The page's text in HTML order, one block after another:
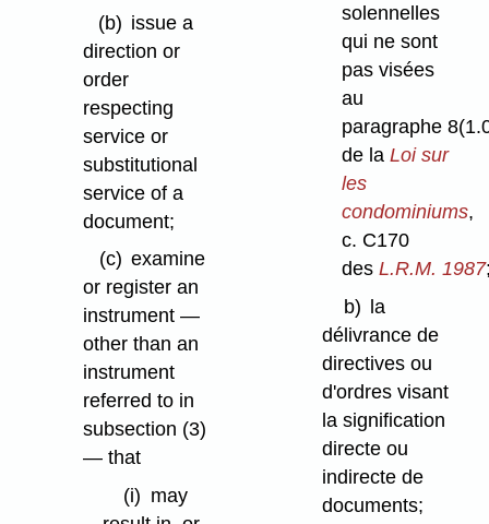
(b) issue a
direction or
order
respecting
service or
substitutional
service of a
document;
(c) examine
or register an
instrument —
other than an
instrument
referred to in
subsection (3)
— that
(i) may
solennelles
qui ne sont
pas visées
au
paragraphe
de la Loi sur
les
condominiums,
c. C170
des L.R.M. 1987
b) la
délivrance de
directives ou
d'ordres visant
la signification
directe ou
indirecte de
documents;